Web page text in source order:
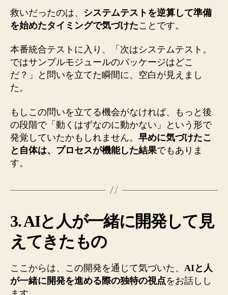
救いだったのは、 システムテストを逆算して準備
を始めたタイミングで気づけたことです。
本番統合テストに入り、「次はシステムテスト。
ではサンプルモジュールのパッケージはどこ
だ？」と問いを立てた瞬間に、空白が見えまし
た。
もしこの問いを立てる機会がなければ、もっと後
の段階で「動くはずなのに動かない」という形で
発覚していたかもしれません。 早めに気づけたこ
と自体は、プロセスが機能した結果でもありま
す。
3. AIと人が一緒に開発して見
えてきたもの
ここからは、この開発を通じて気づいた、 AIと人
が一緒に開発を進める際の独特の視点をお話しし